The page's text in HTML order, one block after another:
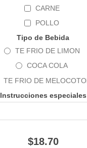
CARNE
POLLO
Tipo de Bebida
TE FRIO DE LIMON
COCA COLA
TE FRIO DE
Instrucciones especiales
$18.70